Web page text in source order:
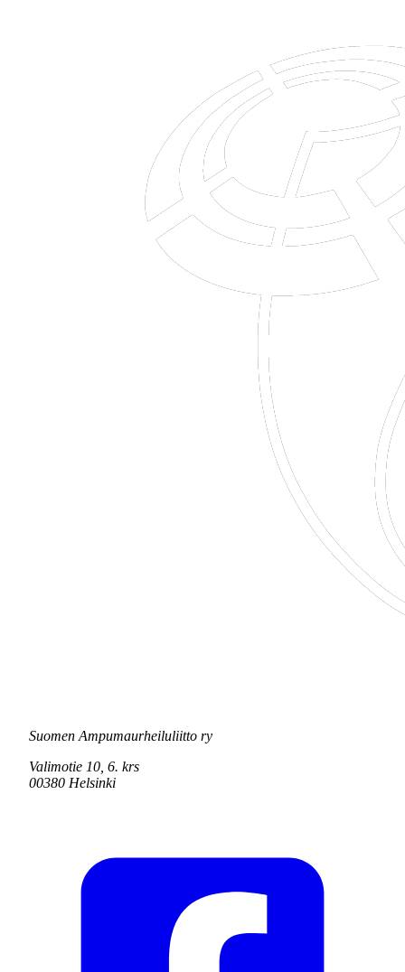
Suomen Ampumaurheiluliitto ry
Valimotie 10, 6. krs
00380 Helsinki